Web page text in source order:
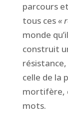
parcours
tous ces«
monde
construit
celle de la
mortifère,
mots.